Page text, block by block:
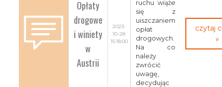
Opłaty
drogowe
i winiety
w
Austrii
2023-
10-28
15:18:00
ruchu wiąże
się z
uiszczaniem
opłat
drogowych.
Na co
należy
zwrócić
uwagę,
decydując
czytaj
»